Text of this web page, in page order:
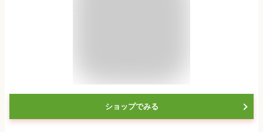
ショップでみる